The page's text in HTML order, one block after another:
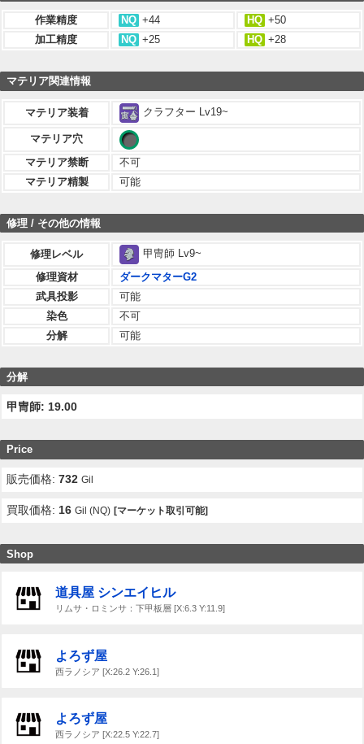
作業精度 NQ +44 HQ +50
加工精度
NQ +25 HQ +28
マテリア関連情報
マテリア装着 クラフター Lv19~
マテリア穴
マテリア禁断
不可
マテリア精製
可能
修理 / その他の情報
修理レベル
甲冑師 Lv9~
修理資材
ダークマターG2
武具投影
可能
染色
不可
分解
可能
分解
甲冑師: 19.00
Price
販売価格:732 Gil
買取価格: 16 Gil (NQ) [マーケット取引可能]
Shop
道具屋 シンエイヒル
リムサ・ロミンサ：下甲板層 [X:6.3 Y:11.9]
よろず屋
西ラノシア [X:26.2 Y:26.1]
よろず屋
西ラノシア [X:22.5 Y:22.7]